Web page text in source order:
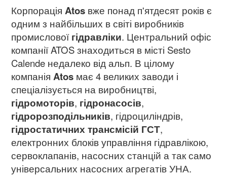
Корпорація Atos вже понад п'ятдесят років є
одним з найбільших в світі виробників
промислової гідравліки. Центральний офіс
компанії ATOS знаходиться в місті Sesto
Calende недалеко від альп. В цілому
компанія Atos має 4 великих заводи і
спеціалізується на виробництві,
гідромоторів, гідронасосів,
гідророзподільників, гідроциліндрів,
гідростатичних трансмісій ГСТ,
електронних блоків управління гідравлікою,
сервоклапанів, насосних станцій а так само
універсальних насосних агрегатів УНА.